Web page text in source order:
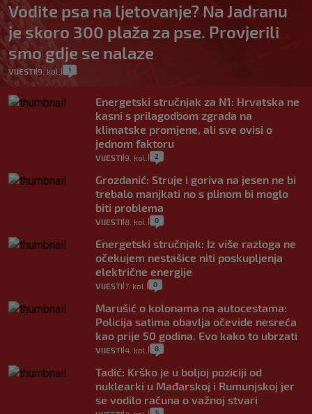
Vodite psa na ljetovanje? Na Jadranu
je skoro 300 plaža za pse. Provjerili
smo gdje se nalaze
VIJESTI 9. kol. 1
Energetski stručnjak za N1: Hrvatska ne
kasni s prilagodbom zgrada na
klimatske promjene, ali sve ovisi o
jednom faktoru
VIJESTI 9. kol. 2
Grozdanić: Struje i goriva na jesen ne bi
trebalo manjkati no s plinom bi moglo
biti problema
VIJESTI 8. kol. 0
Energetski stručnjak: Iz više razloga ne
očekujem nestašice niti poskupljenja
električne energije
VIJESTI 7. kol. 0
Marušić o kolonama na autocestama:
Policija satima obavlja očevide nesreća
kao prije 50 godina. Evo kako to ubrzati
VIJESTI 4. kol. 8
Tadić: Krško je u boljoj poziciji od
nuklearki u Mađarskoj i Rumunjskoj jer
se vodilo računa o važnoj stvari